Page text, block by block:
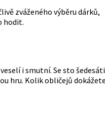
zváženého výběru dárků,
hodit.
i smutní. Se sto šedesáti
hru. Kolik obličejů